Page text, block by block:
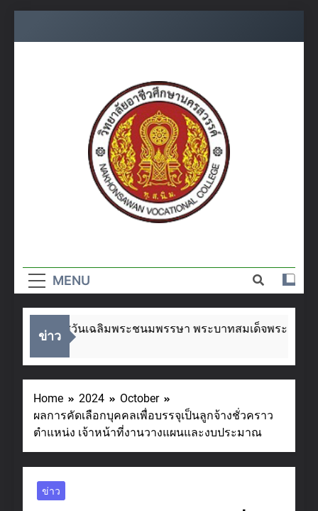
อาชีวศึกษา
นครสวรรค์
MENU
ข่าว
งในโอกาสวันเฉลิมพระชนมพรรษา พระบาทสมเด็จพระเจ้าอยู่
Home 2024
October
ผลการคัดเลือกบุคคลเพื่อบรรจุเป็นลูกจ้างชั่วคราว
ตำแหน่ง เจ้าหน้าที่งานวางแผนและงบประมาณ
ข่าว